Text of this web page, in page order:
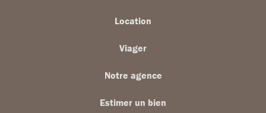
Location
Viager
Notre agence
Estimer un bien